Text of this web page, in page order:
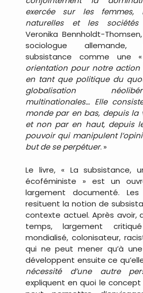
exercée sur les femmes,
naturelles et les sociétés
Veronika Bennholdt-
sociologue
subsistance comme une «
orientation pour notre
en tant que politique du
globalisation
multinationales… Elle
monde par en bas, depuis la
et non par en haut, depuis
pouvoir qui manipulent
but de se perpétuer. »
Le livre, « La subsistance,
écoféministe » est un
largement documenté.
resituent la notion de
contexte actuel. Après avoir,
temps, largement
mondialisé, colonisateur,
qui ne peut mener qu’à
développent ensuite ce
nécessité d’une autre
expliquent en quoi le